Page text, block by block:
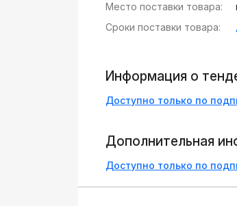
Место поставки товара:
Сроки поставки товара:
Информация о
Доступно только по
Дополнительная
Доступно только по